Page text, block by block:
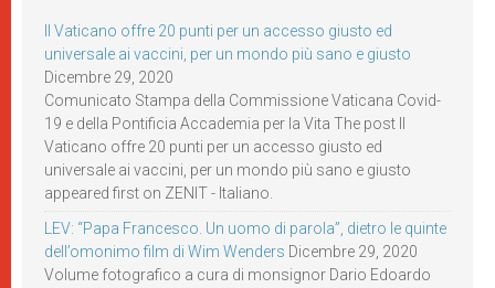
Il Vaticano offre 20 punti per un accesso giusto ed
universale ai vaccini, per un mondo più sano e giusto
Dicembre 29, 2020
Comunicato Stampa della Commissione Vaticana Covid-
19 e della Pontificia Accademia per la Vita The post Il
Vaticano offre 20 punti per un accesso giusto ed
universale ai vaccini, per un mondo più sano e giusto
appeared first on ZENIT - Italiano.
LEV: “Papa Francesco. Un uomo di parola”, dietro le quinte
dell’omonimo film di Wim Wenders Dicembre 29, 2020
Volume fotografico a cura di monsignor Dario Edoardo